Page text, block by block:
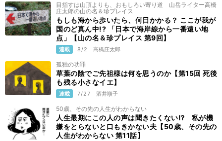
目指すは山頂よりも、おもしろい寄り道 山岳ライター高橋
庄太郎の山の名＆珍プレイス
もしも海から歩いたら、何日かかる？ ここが我が
国のど真ん中!? 「日本で海岸線から一番遠い地
点」【山の名＆珍プレイス 第9回】
連載 8/2 高橋庄太郎
孤独の功罪
草葉の陰でご先祖様は何を思うのか【第15回 死後
も残る小さなイエ】
連載 7/27 酒井順子
50歳、その先の人生がわからない
人生最期にこの人の声は聞きたくない⁉ 私が機
嫌をとらないと口もきかない夫【50歳、その先の
人生がわからない 第11話】